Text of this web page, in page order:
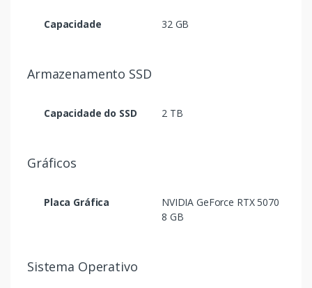
Capacidade 32 GB
Armazenamento SSD
Capacidade do SSD 2 TB
Gráficos
Placa Gráfica
NVIDIA GeForce RTX 5070
8 GB
Sistema Operativo